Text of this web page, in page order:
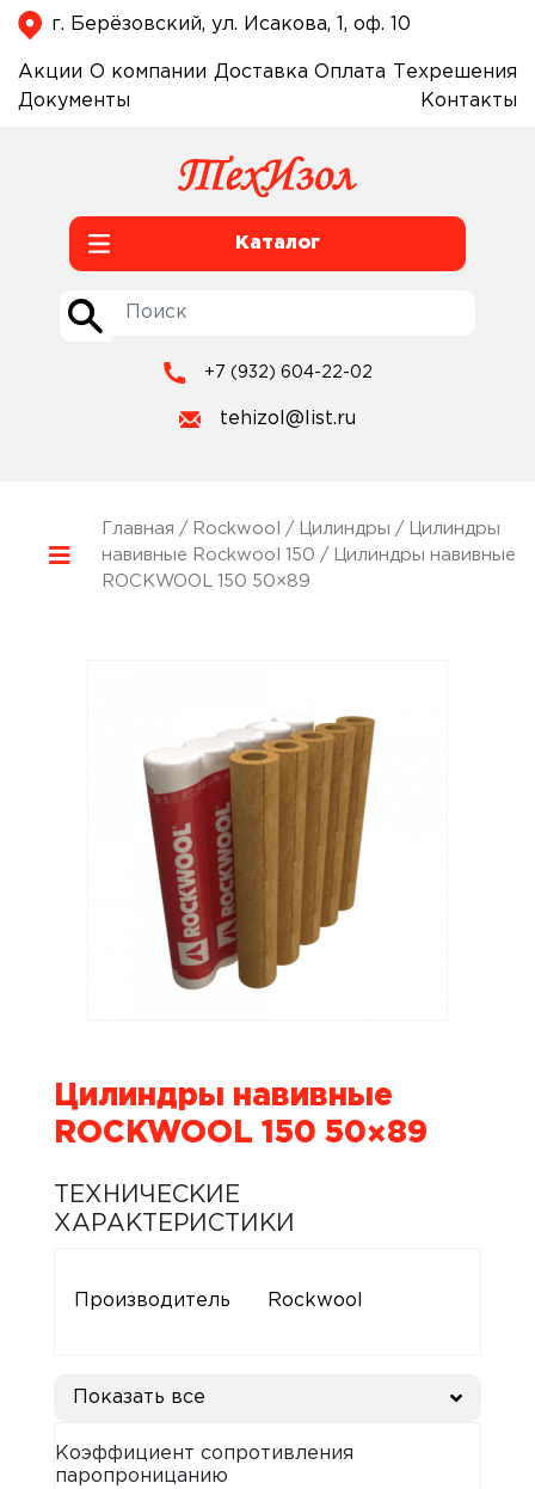
г. Берёзовский, ул. Исакова, 1, оф. 10
Акции О компании Доставка Оплата
Техрешения
Документы
Контакты
Каталог
+7 (932) 604-22-02
tehizol@list.ru
Главная / Rockwool / Цилиндры /
Цилиндры
навивные Rockwool 150 / Цилиндры навивные
ROCKWOOL 150 50×89
Цилиндры навивные
ROCKWOOL 150 50×89
ТЕХНИЧЕСКИЕ
ХАРАКТЕРИСТИКИ
Производитель Rockwool
Показать все
Коэффициент сопротивления
паропроницанию